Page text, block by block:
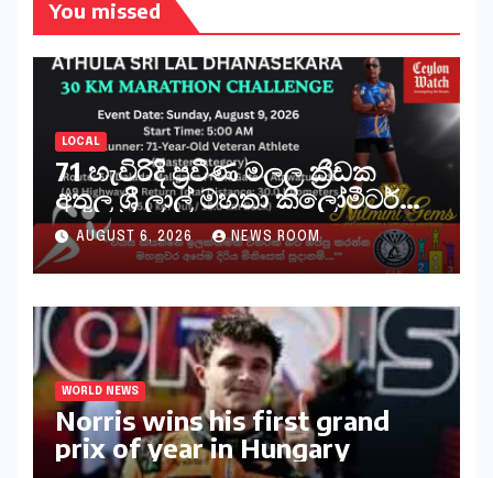
You missed
LOCAL
71 හැවිරිදි ප්‍රවීණ මලල ක්‍රීඩක
අතුල ශ්‍රී ලාල් මහතා කිලෝමීටර්
30ක විශේෂ මැරතන් ධාවන
අභියෝගයකට සැරසෙයි
AUGUST 6, 2026 NEWS ROOM
WORLD NEWS
Norris wins his first grand
prix of year in Hungary​​